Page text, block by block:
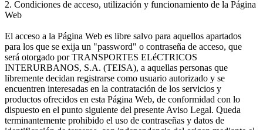
2. Condiciones de acceso, utilización y funcionamiento de la Página
Web
El acceso a la Página Web es libre salvo para aquellos apartados
para los que se exija un "password" o contraseña de acceso, que
será otorgado por TRANSPORTES ELéCTRICOS
INTERURBANOS, S.A. (TEISA), a aquellas personas que
libremente decidan registrarse como usuario autorizado y se
encuentren interesadas en la contratación de los servicios y
productos ofrecidos en esta Página Web, de conformidad con lo
dispuesto en el punto siguiente del presente Aviso Legal. Queda
terminantemente prohibido el uso de contraseñas y datos de